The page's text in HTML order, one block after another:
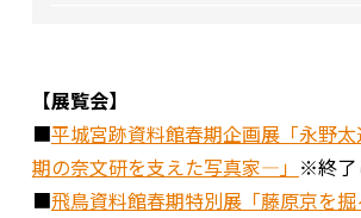
【展覧会】
■平城宮跡資料館春期企画展「永野
期の奈文研を支えた写真家―」 ※終了
■飛鳥資料館春期特別展「藤原京を